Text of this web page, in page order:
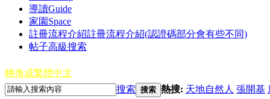
導讀Guide
家園 Space
註冊流程介紹註冊流程介紹(認證碼部分會有些不同)
帖子高級搜索
轉換成繁體中文
搜索 搜索 熱搜: 天地自然人 張開基